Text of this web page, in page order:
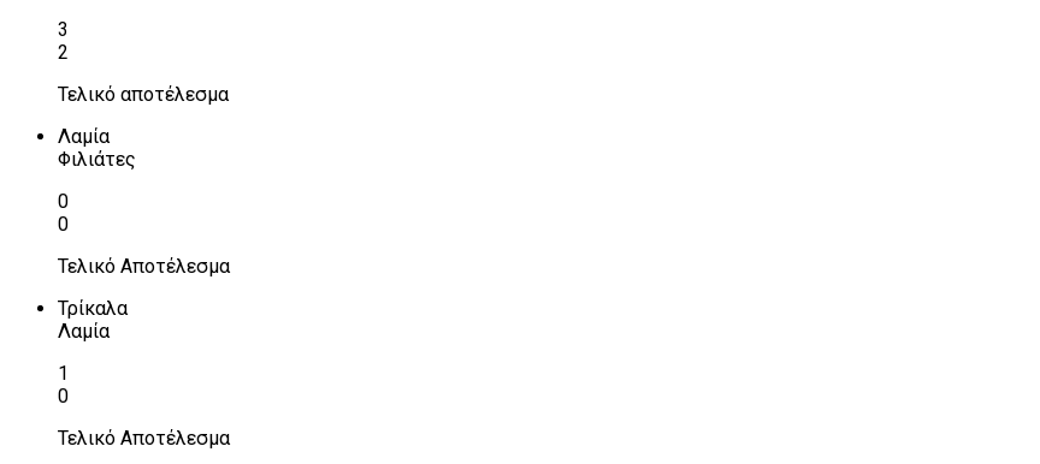
3
2
Τελικό αποτέλεσμα
Λαμία
Φιλιάτες
0
0
Τελικό Αποτέλεσμα
Τρίκαλα
Λαμία
1
0
Τελικό Αποτέλεσμα